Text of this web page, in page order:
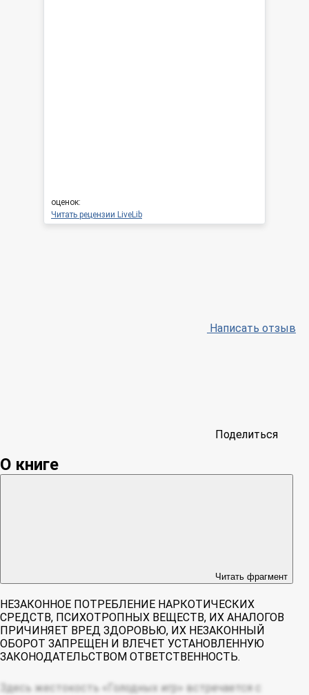
оценок:
Читать рецензии LiveLib
Написать отзыв
Поделиться
О книге
Читать фрагмент
НЕЗАКОННОЕ ПОТРЕБЛЕНИЕ НАРКОТИЧЕСКИХ
СРЕДСТВ, ПСИХОТРОПНЫХ ВЕЩЕСТВ, ИХ АНАЛОГОВ
ПРИЧИНЯЕТ ВРЕД ЗДОРОВЬЮ, ИХ НЕЗАКОННЫЙ
ОБОРОТ ЗАПРЕЩЕН И ВЛЕЧЕТ УСТАНОВЛЕННУЮ
ЗАКОНОДАТЕЛЬСТВОМ ОТВЕТСТВЕННОСТЬ.
Здесь жестокость «Голодных игр» встречается с